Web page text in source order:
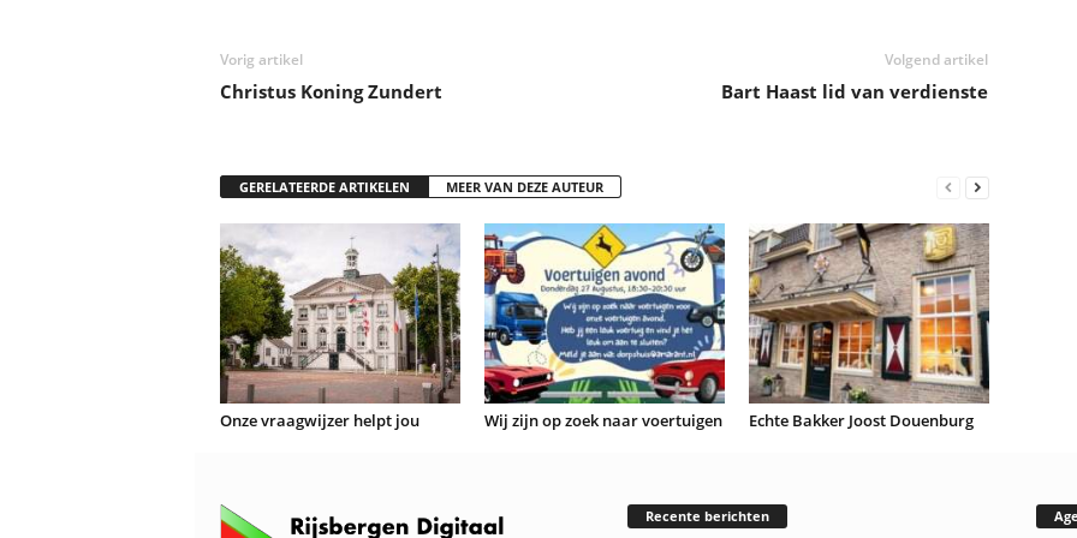
Vorig artikel
Christus Koning Zundert
Volgend artikel
Bart Haast lid van verdienste
GERELATEERDE ARTIKELEN MEER VAN DEZE AUTEUR
Onze vraagwijzer helpt jou Wij zijn op zoek naar voertuigen Echte Bakker Joost Douenburg
Recente berichten